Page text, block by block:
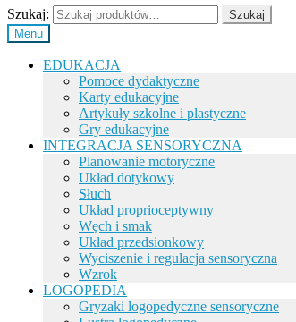
Szukaj:
Szukaj
Menu
EDUKACJA
Pomoce dydaktyczne
Karty edukacyjne
Artykuły szkolne i plastyczne
Gry edukacyjne
INTEGRACJA SENSORYCZNA
Planowanie motoryczne
Układ dotykowy
Słuch
Układ proprioceptywny
Węch i smak
Układ przedsionkowy
Wyciszenie i regulacja sensoryczna
Wzrok
LOGOPEDIA
Gryzaki logopedyczne sensoryczne